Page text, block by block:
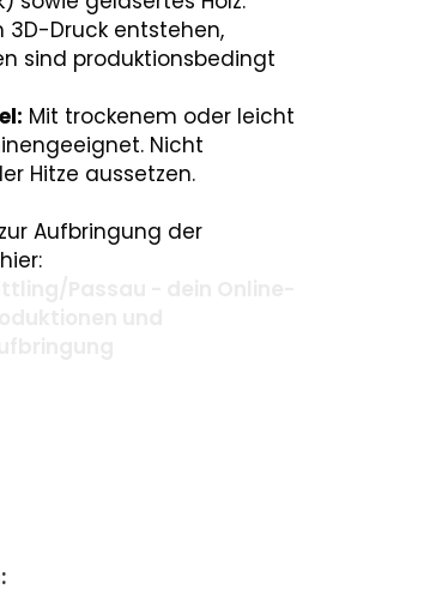
3D-Druck entstehen,
sind produktionsbedingt
Mit trockenem oder leicht
Nicht
Hitze aussetzen.
Aufbringung der